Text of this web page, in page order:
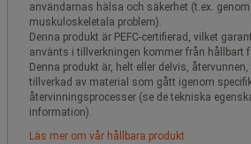
användarnas hälsa och säkerhet (t.ex.
muskuloskeletala problem).
Denna produkt är PEFC-certifierad, vilket
använts i tillverkningen kommer från hållbart
Denna produkt är, helt eller delvis,
tillverkad av material som gått igenom
återvinningsprocesser (se de tekniska
information).
Läs mer om vår hållbara produkt